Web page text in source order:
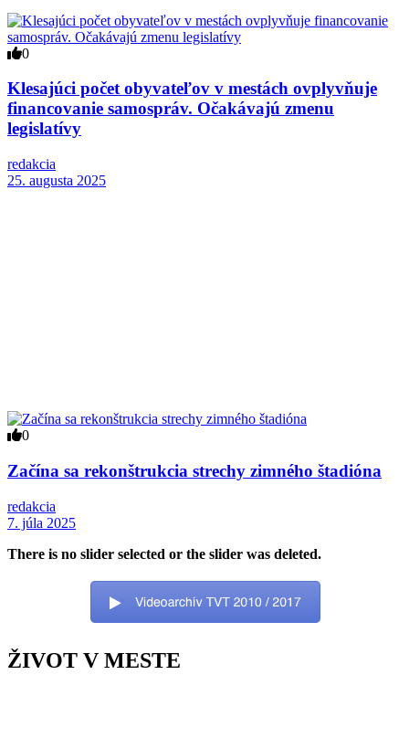
0
Klesajúci počet obyvateľov v mestách ovplyvňuje
financovanie samospráv. Očakávajú zmenu
legislatívy
redakcia
25. augusta 2025
0
Začína sa rekonštrukcia strechy zimného štadióna
redakcia
7. júla 2025
There is no slider selected or the slider was deleted.
ŽIVOT V MESTE